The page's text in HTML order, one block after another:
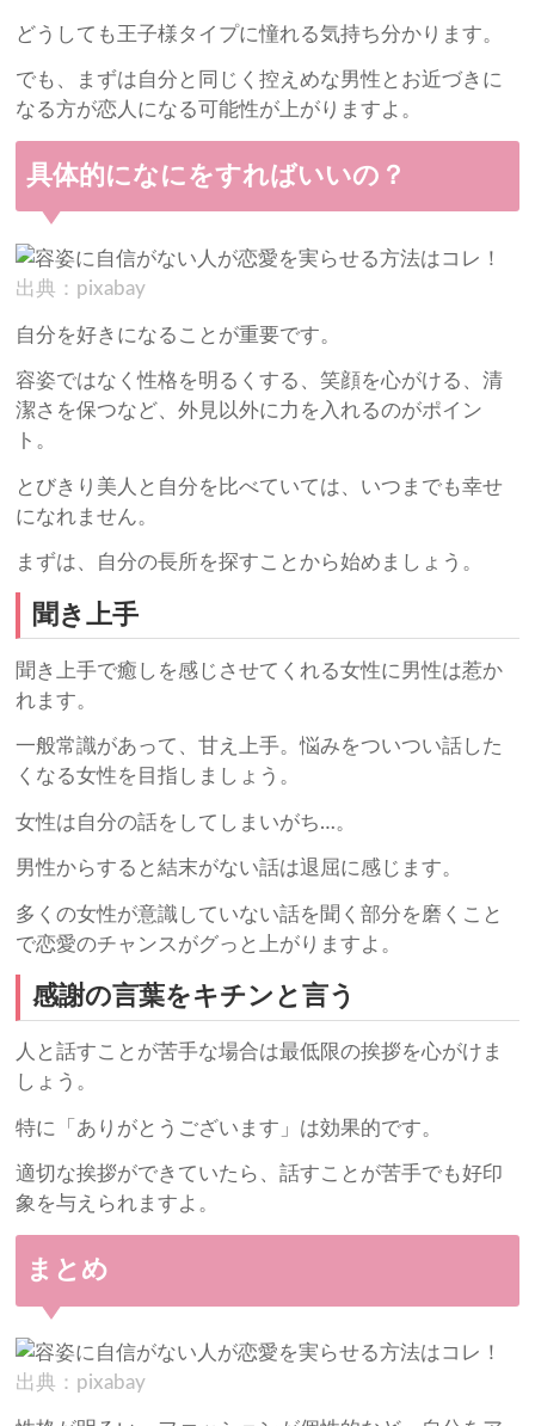
どうしても王子様タイプに憧れる気持ち分かります。
でも、まずは自分と同じく控えめな男性とお近づきに
なる方が恋人になる可能性が上がりますよ。
具体的になにをすればいいの？
出典：pixabay
自分を好きになることが重要です。
容姿ではなく性格を明るくする、笑顔を心がける、清
潔さを保つなど、外見以外に力を入れるのがポイン
ト。
とびきり美人と自分を比べていては、いつまでも幸せ
になれません。
まずは、自分の長所を探すことから始めましょう。
聞き上手
聞き上手で癒しを感じさせてくれる女性に男性は惹か
れます。
一般常識があって、甘え上手。悩みをついつい話した
くなる女性を目指しましょう。
女性は自分の話をしてしまいがち…。
男性からすると結末がない話は退屈に感じます。
多くの女性が意識していない話を聞く部分を磨くこと
で恋愛のチャンスがグっと上がりますよ。
感謝の言葉をキチンと言う
人と話すことが苦手な場合は最低限の挨拶を心がけま
しょう。
特に「ありがとうございます」は効果的です。
適切な挨拶ができていたら、話すことが苦手でも好印
象を与えられますよ。
まとめ
出典：pixabay